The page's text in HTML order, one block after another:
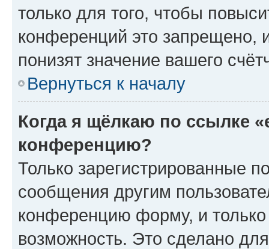
только для того, чтобы
конференций это запрещено,
понизят значение вашего
Вернуться к началу
Когда я щёлкаю по ссылке
конференцию?
Только зарегистрированные
сообщения другим
конференцию форму, и
возможность. Это сделано